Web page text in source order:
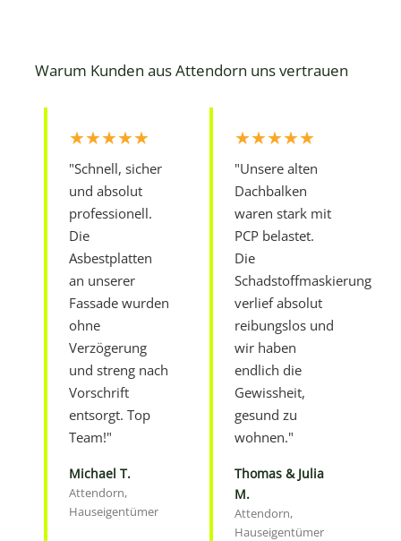
Warum Kunden aus Attendorn uns vertrauen
★★★★★
"Schnell, sicher
und absolut
professionell.
Die
Asbestplatten
an unserer
Fassade wurden
ohne
Verzögerung
und streng nach
Vorschrift
entsorgt. Top
Team!"
Michael T.
Attendorn,
Hauseigentümer
★★★★★
"Unsere alten
Dachbalken
waren stark mit
PCP belastet.
Die
Schadstoffmaskierung
verlief absolut
reibungslos und
wir haben
endlich die
Gewissheit,
gesund zu
wohnen."
Thomas & Julia
M.
Attendorn,
Hauseigentümer